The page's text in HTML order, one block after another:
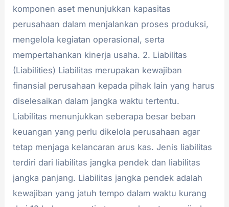
komponen aset menunjukkan kapasitas
perusahaan dalam menjalankan proses produksi,
mengelola kegiatan operasional, serta
mempertahankan kinerja usaha. 2. Liabilitas
(Liabilities) Liabilitas merupakan kewajiban
finansial perusahaan kepada pihak lain yang harus
diselesaikan dalam jangka waktu tertentu.
Liabilitas menunjukkan seberapa besar beban
keuangan yang perlu dikelola perusahaan agar
tetap menjaga kelancaran arus kas. Jenis liabilitas
terdiri dari liabilitas jangka pendek dan liabilitas
jangka panjang. Liabilitas jangka pendek adalah
kewajiban yang jatuh tempo dalam waktu kurang